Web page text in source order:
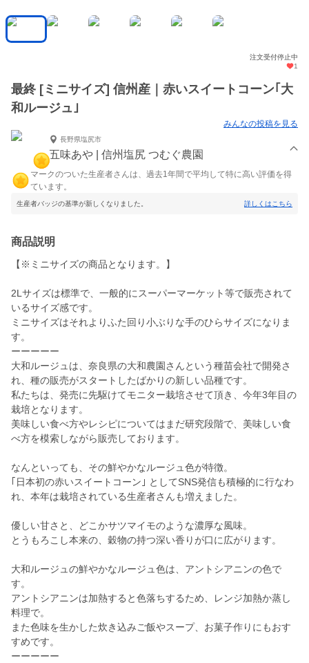
注文受付停止中
1
最終 [ミニサイズ] 信州産｜赤いスイートコーン｢大
和ルージュ｣
みんなの投稿を見る
長野県塩尻市
五味あや | 信州塩尻 つむぐ農園
マークのついた生産者さんは、過去1年間で平均して特に高い評価を得
ています。
生産者バッジの基準が新しくなりました。 詳しくはこちら
商品説明
【※ミニサイズの商品となります。】
2Lサイズは標準で、一般的にスーパーマーケット等で販売されて
いるサイズ感です。
ミニサイズはそれよりふた回り小ぶりな手のひらサイズになりま
す。
ーーーーー
大和ルージュは、奈良県の大和農園さんという種苗会社で開発さ
れ、種の販売がスタートしたばかりの新しい品種です。
私たちは、発売に先駆けてモニター栽培させて頂き、今年3年目の
栽培となります。
美味しい食べ方やレシピについてはまだ研究段階で、美味しい食
べ方を模索しながら販売しております。
なんといっても、その鮮やかなルージュ色が特徴。
｢日本初の赤いスイートコーン｣ としてSNS発信も積極的に行なわ
れ、本年は栽培されている生産者さんも増えました。
優しい甘さと、どこかサツマイモのような濃厚な風味。
とうもろこし本来の、穀物の持つ深い香りが口に広がります。
大和ルージュの鮮やかなルージュ色は、アントシアニンの色で
す。
アントシアニンは加熱すると色落ちするため、レンジ加熱か蒸し
料理で。
また色味を生かした炊き込みご飯やスープ、お菓子作りにもおす
すめです。
ーーーーー